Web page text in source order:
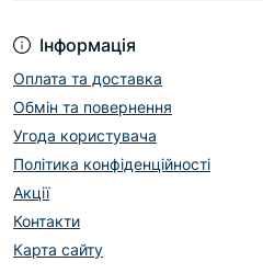
Інформація
Оплата та доставка
Обмін та повернення
Угода користувача
Політика конфіденційності
Акції
Контакти
Карта сайту